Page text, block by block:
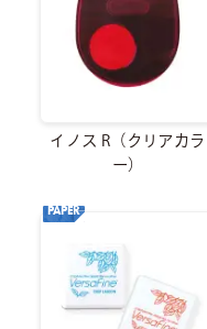
イノス R（クリアカラ
ー）
PAPER